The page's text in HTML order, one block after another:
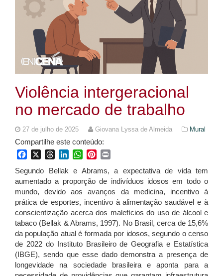
Violência intergeracional
no mercado de trabalho
27 de julho de 2025 Giovana Lyssa de Almeida Mural
Compartilhe este conteúdo:
FacebookThreadsLinkedInWhatsApp
Pinterest
Segundo Bellak e Abrams, a expectativa de vida tem
aumentado a proporção de indivíduos idosos em todo o
mundo, devido aos avanços da medicina, incentivo à
prática de esportes, incentivo à alimentação saudável e à
conscientização acerca dos malefícios do uso de álcool e
tabaco (Bellak & Abrams, 1997). No Brasil, cerca de 15,6%
da população atual é formada por idosos, segundo o censo
de 2022 do Instituto Brasileiro de Geografia e Estatística
(IBGE), sendo que esse dado demonstra a presença de
longevidade na sociedade brasileira e aponta para a